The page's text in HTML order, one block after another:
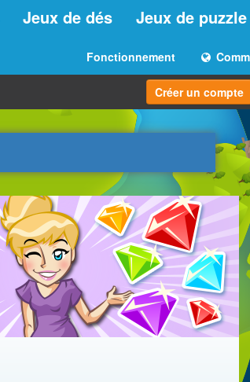
Jeux de dés Jeux de puzzle
Fonctionnement
Créer un compte